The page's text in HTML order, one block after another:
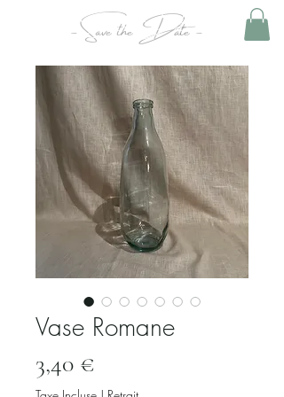
- Save the Date -
Vase Romane
3,40 €Prix